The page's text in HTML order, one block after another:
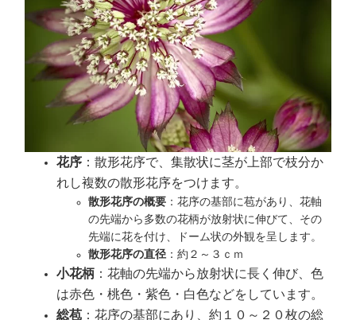
花序 ：散形花序で、集散状に茎が上部で枝分か
れし複数の散形花序をつけます。
散形花序の概要 ：花序の基部に苞があり、花軸
の先端から多数の花柄が放射状に伸びて、その
先端に花を付け、ドーム状の外観を呈します。
散形花序の直径 ：約２～３ｃｍ
小花柄 ：花軸の先端から放射状に長く伸び、色
は赤色・桃色・紫色・白色などをしています。
総苞 ：花序の基部にあり、約１０～２０枚の総